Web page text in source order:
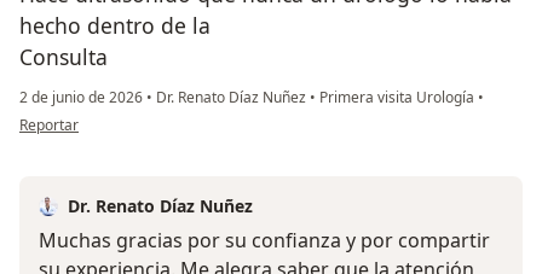
hecho dentro de la
Consulta
2 de junio de 2026 • Dr. Renato Díaz Nuñez • Primera visita Urología •
en opinión del usuario Socorro Medina
Reportar
Dr. Renato Díaz Nuñez
Muchas gracias por su confianza y por compartir